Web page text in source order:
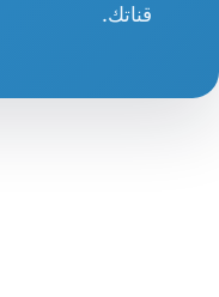
قناتك.